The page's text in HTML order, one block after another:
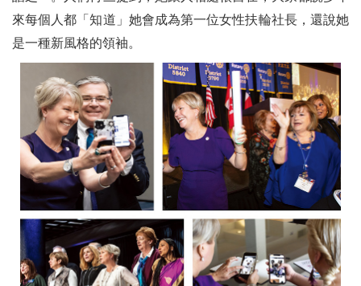
來每個人都「知道」她會成為第一位女性扶輪社長，還說她
是一種新風格的領袖。